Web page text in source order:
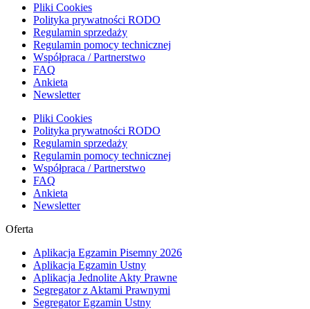
Pliki Cookies
Polityka prywatności RODO
Regulamin sprzedaży
Regulamin pomocy technicznej
Współpraca / Partnerstwo
FAQ
Ankieta
Newsletter
Pliki Cookies
Polityka prywatności RODO
Regulamin sprzedaży
Regulamin pomocy technicznej
Współpraca / Partnerstwo
FAQ
Ankieta
Newsletter
Oferta
Aplikacja Egzamin Pisemny 2026
Aplikacja Egzamin Ustny
Aplikacja Jednolite Akty Prawne
Segregator z Aktami Prawnymi
Segregator Egzamin Ustny